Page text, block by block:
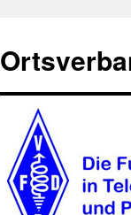
springen